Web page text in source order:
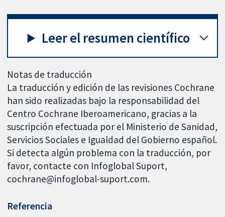
Leer el resumen científico
Notas de traducción
La traducción y edición de las revisiones Cochrane
han sido realizadas bajo la responsabilidad del
Centro Cochrane Iberoamericano, gracias a la
suscripción efectuada por el Ministerio de Sanidad,
Servicios Sociales e Igualdad del Gobierno español.
Si detecta algún problema con la traducción, por
favor, contacte con Infoglobal Suport,
cochrane@infoglobal-suport.com.
Referencia